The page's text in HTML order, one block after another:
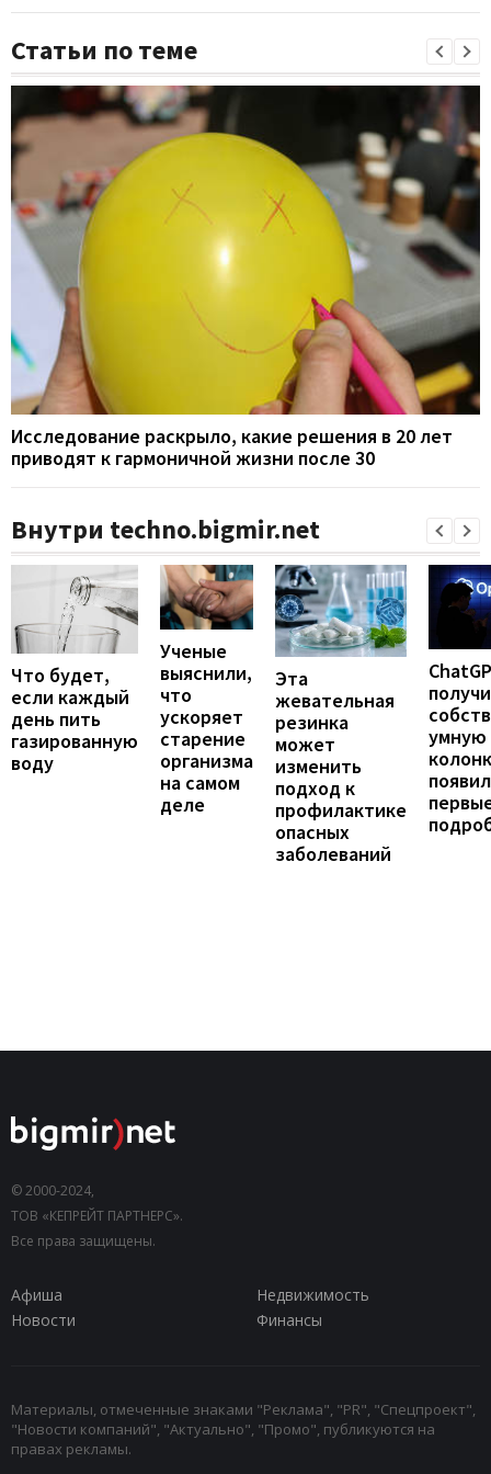
Статьи по теме
Исследование раскрыло, какие решения в 20 лет
приводят к гармоничной жизни после 30
Внутри techno.bigmir.net
Что будет,
если каждый
день пить
газированную
воду
Ученые
выяснили,
что
ускоряет
старение
организма
на самом
деле
Эта
жевательная
резинка
может
изменить
подход к
профилактике
опасных
заболеваний
умную
© 2000-2024,
ТОВ «КЕПРЕЙТ ПАРТНЕРС».
Все права защищены.
Афиша
Недвижимость
Новости
Финансы
Материалы, отмеченные знаками "Реклама", "PR", "Спецпроект",
"Новости компаний", "Актуально", "Промо", публикуются на
правах рекламы.